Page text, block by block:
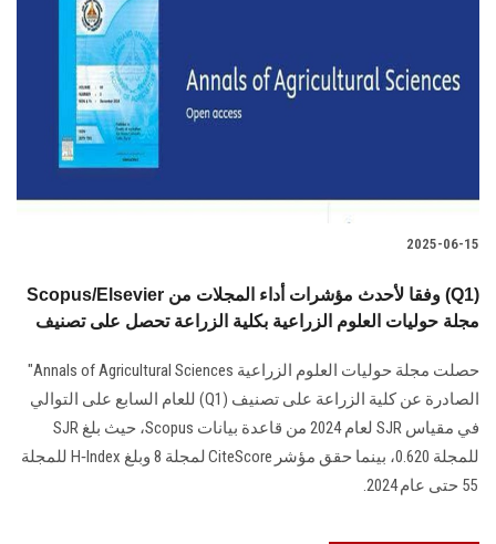
تواصل معنا
هيئة التدريس
الدراسات العليا
الموظفون
الزائـرون
سجل الان
2025-06-15
Scopus/Elsevier وفقا لأحدث مؤشرات أداء المجلات من (Q1)
مجلة حوليات العلوم الزراعية بكلية الزراعة تحصل على تصنيف
حصلت مجلة حوليات العلوم الزراعية Annals of Agricultural Sciences"
الصادرة عن كلية الزراعة على تصنيف (Q1) للعام السابع على التوالي
في مقياس SJR لعام 2024 من قاعدة بيانات Scopus، حيث بلغ SJR
للمجلة 0.620، بينما حقق مؤشر CiteScore لمجلة 8 وبلغ H‑Index للمجلة